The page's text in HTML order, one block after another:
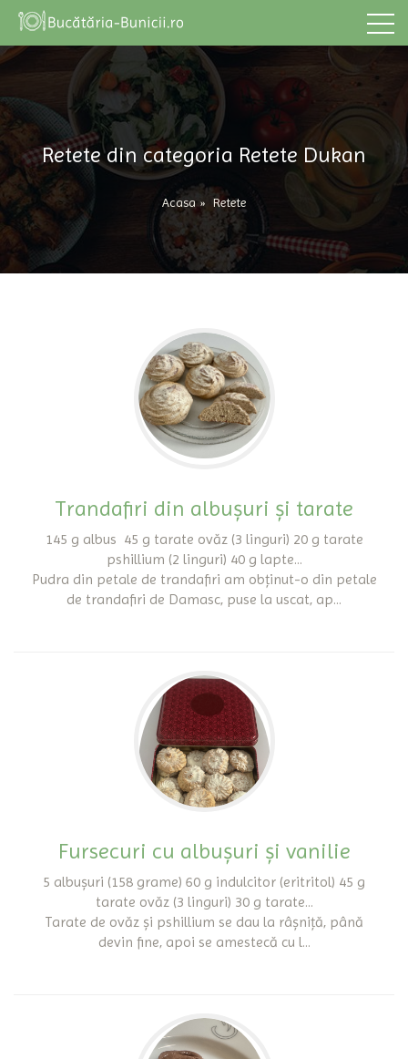
Retete din categoria Retete Dukan
Acasa » Retete
Trandafiri din albușuri și tarate
145 g albus 45 g tarate ovăz (3 linguri) 20 g tarate
pshillium (2 linguri) 40 g lapte...
Pudra din petale de trandafiri am obținut-o din petale
de trandafiri de Damasc, puse la uscat, ap...
Fursecuri cu albușuri și vanilie
5 albușuri (158 grame) 60 g indulcitor (eritritol) 45 g
tarate ovăz (3 linguri) 30 g tarate...
Tarate de ovăz și pshillium se dau la râșniță, până
devin fine, apoi se amestecă cu l...